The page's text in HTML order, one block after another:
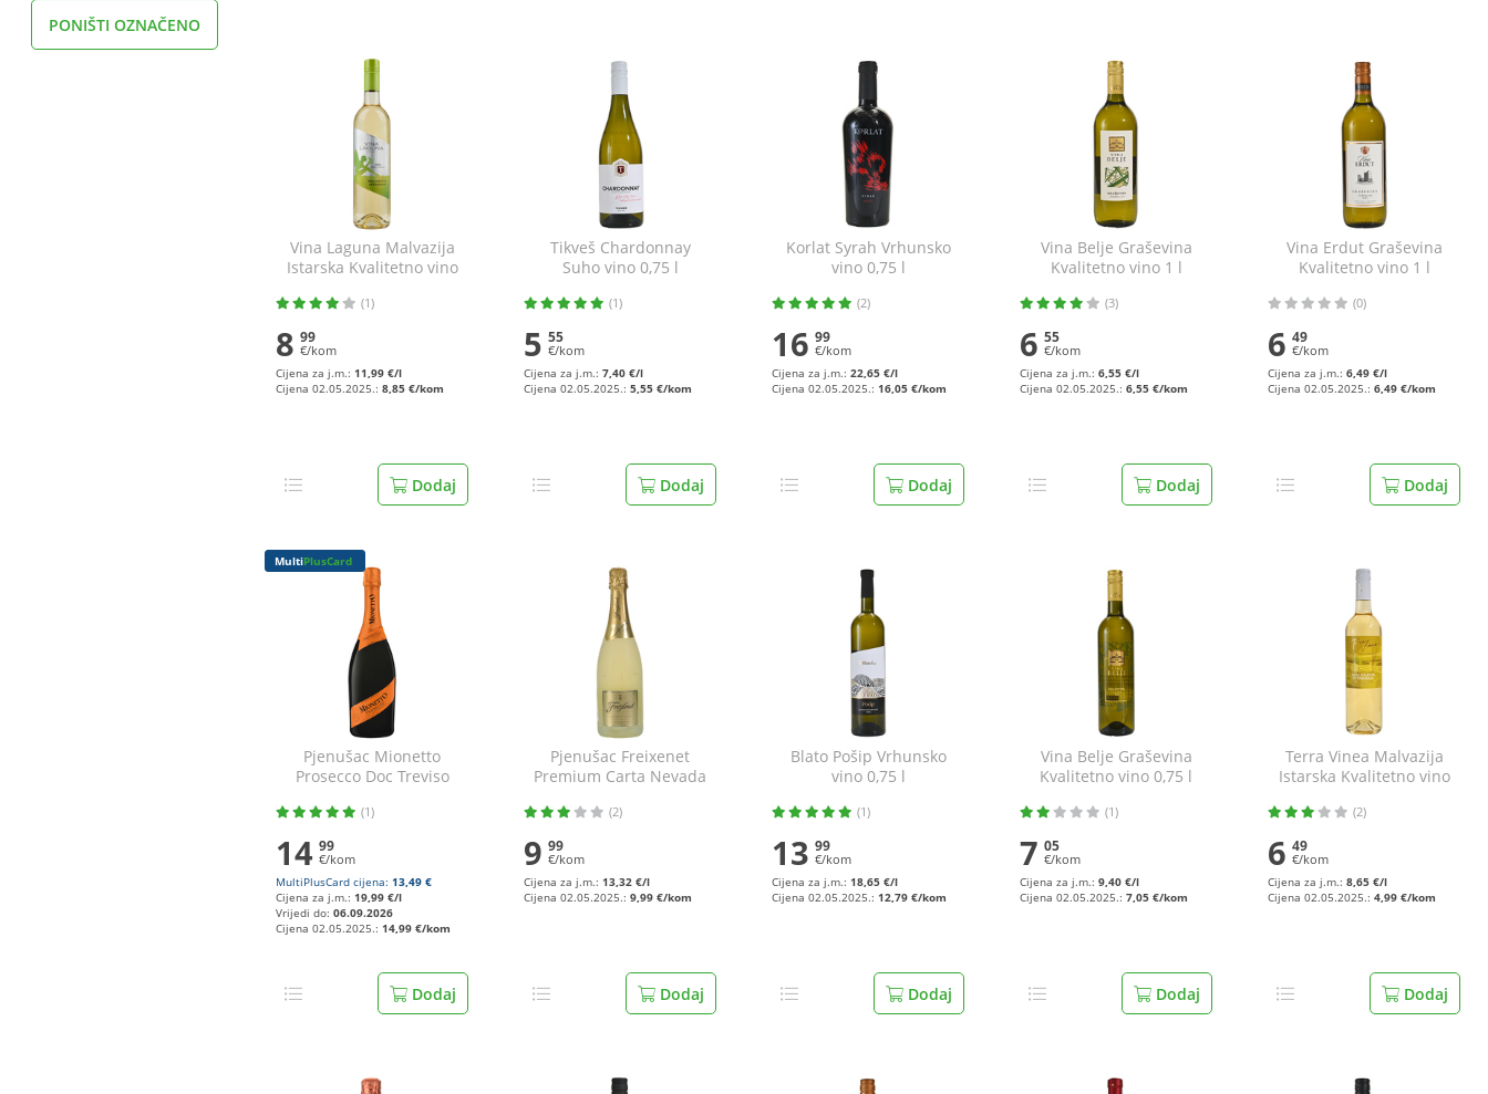
PONIŠTI OZNAČENO
Vina Laguna Malvazija
Istarska Kvalitetno vino
(1)
8 99
€/kom
Cijena za j.m.: 11,99 €/l
Cijena 02.05.2025.: 8,85 €/kom
Dodaj
Tikveš Chardonnay
Suho vino 0,75 l
(1)
5 55
€/kom
Cijena za j.m.: 7,40 €/l
Cijena 02.05.2025.: 5,55 €/kom
Dodaj
Korlat Syrah Vrhunsko
vino 0,75 l
(2)
16 99
€/kom
Cijena za j.m.: 22,65 €/l
Cijena 02.05.2025.: 16,05 €/kom
Dodaj
Vina Belje Graševina
Kvalitetno vino 1 l
(3)
6 55
€/kom
Cijena za j.m.: 6,55 €/l
Cijena 02.05.2025.: 6,55 €/kom
Dodaj
Vina Erdut Graševina
Kvalitetno vino 1 l
(0)
6 49
€/kom
Cijena za j.m.: 6,49 €/l
Cijena 02.05.2025.: 6,49 €/kom
Dodaj
MultiPlusCard
Pjenušac Mionetto
Prosecco Doc Treviso
(1)
14 99
€/kom
MultiPlusCard cijena: 13,49 €
Cijena za j.m.: 19,99 €/l
Vrijedi do: 06.09.2026
Cijena 02.05.2025.: 14,99 €/kom
Dodaj
Pjenušac Freixenet
Premium Carta Nevada
(2)
9 99
€/kom
Cijena za j.m.: 13,32 €/l
Cijena 02.05.2025.: 9,99 €/kom
Dodaj
Blato Pošip Vrhunsko
vino 0,75 l
(1)
13 99
€/kom
Cijena za j.m.: 18,65 €/l
Cijena 02.05.2025.: 12,79 €/kom
Dodaj
Vina Belje Graševina
Kvalitetno vino 0,75 l
(1)
7 05
€/kom
Cijena za j.m.: 9,40 €/l
Cijena 02.05.2025.: 7,05 €/kom
Dodaj
Terra Vinea Malvazija
Istarska Kvalitetno vino
(2)
6 49
€/kom
Cijena za j.m.: 8,65 €/l
Cijena 02.05.2025.: 4,99 €/kom
Dodaj